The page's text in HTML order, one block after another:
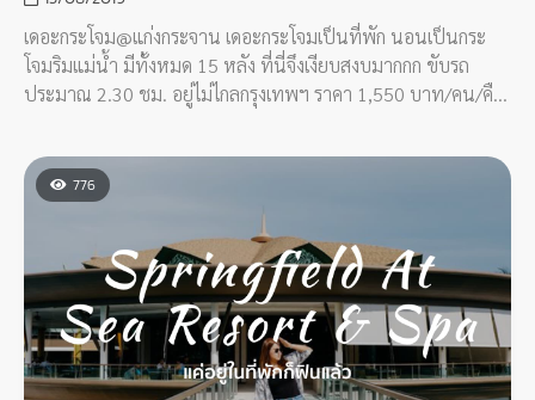
เดอะกระโจม@แก่งกระจาน เดอะกระโจมเป็นที่พัก นอนเป็นกระ
โจมริมแม่น้ำ มีทั้งหมด 15 หลัง ที่นี่จึงเงียบสงบมากกก ขับรถ
ประมาณ 2.30 ชม. อยู่ไม่ไกลกรุงเทพฯ ราคา 1,550 บาท/คน/คืน
776